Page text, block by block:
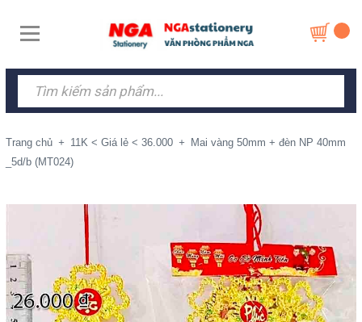
Trang chủ + 11K < Giá lẻ < 36.000 +
Mai vàng 50mm + đèn NP 40mm
_5d/b (MT024)